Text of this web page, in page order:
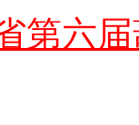
第六